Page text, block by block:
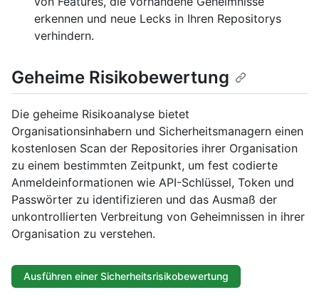
erkennen und neue Lecks in Ihren Repositorys
verhindern.
Geheime Risikobewertung
Die geheime Risikoanalyse bietet
Organisationsinhabern und Sicherheitsmanagern einen
kostenlosen Scan der Repositories ihrer Organisation
zu einem bestimmten Zeitpunkt, um fest codierte
Anmeldeinformationen wie API-Schlüssel, Token und
Passwörter zu identifizieren und das Ausmaß der
unkontrollierten Verbreitung von Geheimnissen in ihrer
Organisation zu verstehen.
Ausführen einer Sicherheitsrisikobewertung